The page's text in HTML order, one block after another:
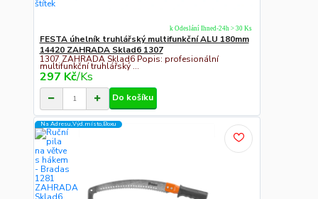
FESTA úhelník truhlářský multifunkční ALU 180mm
14420 ZAHRADA Sklad6 1307
1307 ZAHRADA Sklad6 Popis: profesionální
multifunkční truhlářský ...
297 Kč/Ks
k Odeslání Ihned-24h > 30 Ks
Do košíku
Na Adresu,Výd.místo,Boxu